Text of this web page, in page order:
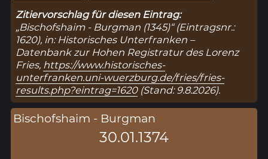
Zitiervorschlag für diesen Eintrag:
„Bischofshaim - Burgman (1345)“ (Eintragsnr.:
1620), in: Historisches Unterfranken –
Datenbank zur Hohen Registratur des Lorenz
Fries, https://www.historisches-
unterfranken.uni-wuerzburg.de/fries/fries-
results.php?eintrag=1620(Stand: 9.8.2026).
Bischofshaim - Burgman
30.01.1374